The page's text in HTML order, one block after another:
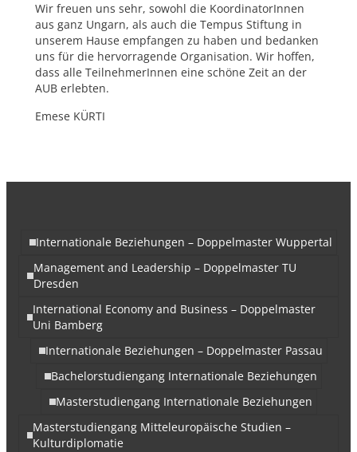
Wir freuen uns sehr, sowohl die KoordinatorInnen
aus ganz Ungarn, als auch die Tempus Stiftung in
unserem Hause empfangen zu haben und bedanken
uns für die hervorragende Organisation. Wir hoffen,
dass alle TeilnehmerInnen eine schöne Zeit an der
AUB erlebten.
Emese KÜRTI
Internationale Beziehungen – Doppelmaster Wuppertal
Management and Leadership – Doppelmaster TU
Dresden
International Economy and Business – Doppelmaster
Uni Bamberg
Internationale Beziehungen – Doppelmaster Passau
Bachelorstudiengang Internationale Beziehungen
Masterstudiengang Internationale Beziehungen
Masterstudiengang Mitteleuropäische Studien –
Kulturdiplomatie